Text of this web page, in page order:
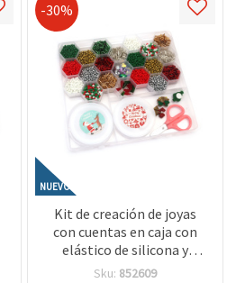
-30%
NUEVO
Kit de creación de joyas
con cuentas en caja con
elástico de silicona y
accesorios – Colores
Sku: 852609